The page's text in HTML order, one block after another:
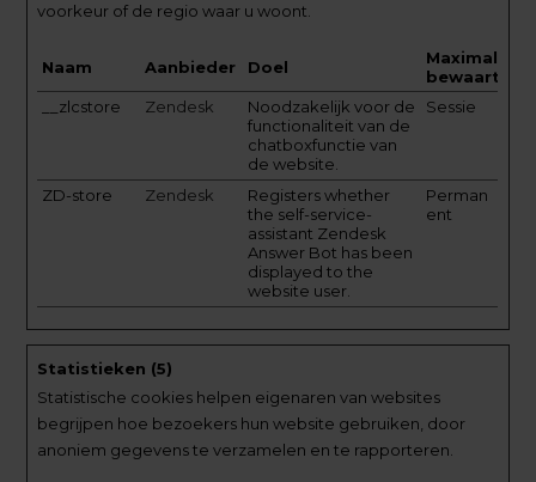
voorkeur of de regio waar u woont.
Naam Aanbieder Doel
Maximale
__zlcstore
Zendesk
Noodzakelijk voor de
functionaliteit van de
chatboxfunctie van
de website.
Sessie
ZD-store Zendesk
Registers whether
the self-service-
assistant Zendesk
Answer Bot has been
displayed to the
website user.
Perman
ent
Statistieken (5)
Statistische cookies helpen eigenaren van websites
begrijpen hoe bezoekers hun website gebruiken, door
anoniem gegevens te verzamelen en te rapporteren.